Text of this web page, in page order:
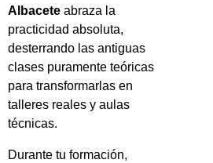
Albacete abraza la
practicidad absoluta,
desterrando las antiguas
clases puramente teóricas
para transformarlas en
talleres reales y aulas
técnicas.
Durante tu formación,